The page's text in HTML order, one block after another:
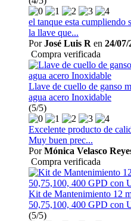
el tanque esta cumpliendo
la llave que...
PorJosé Luis R en 24/07/
Compra verificada
Llave de cuello de ganso
agua acero Inoxidable
(5/5)
Excelente producto de
Muy buen prec...
PorMónica Velasco
Compra verificada
Kit de Mantenimiento 12
50,75,100, 400 GPD con
(5/5)